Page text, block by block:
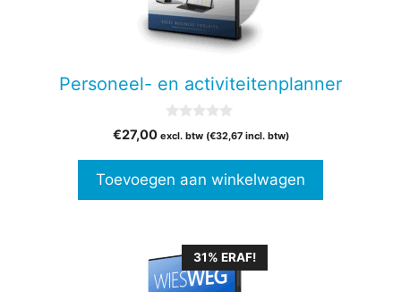
Personeel- en activiteitenplanner
v
5
€27,00 excl. btw (€32,67incl. btw)
Toevoegen aan winkelwagen
31% ERAF!